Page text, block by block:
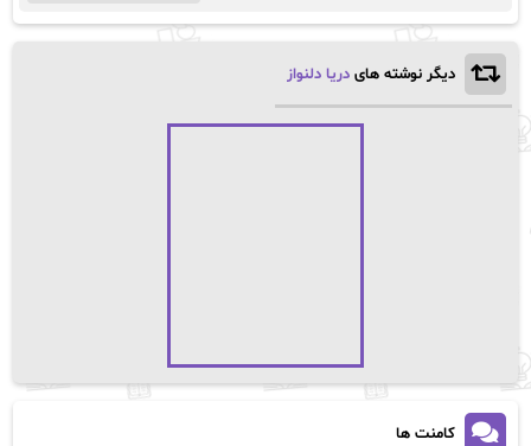
دیگر نوشته های دریا دلنواز
کامنت ها